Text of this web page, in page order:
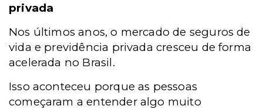
privada
Nos últimos anos, o mercado de seguros de
vida e previdência privada cresceu de forma
acelerada no Brasil.
Isso aconteceu porque as pessoas
começaram a entender algo muito